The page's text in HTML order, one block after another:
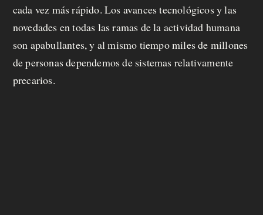
cada vez más rápido. Los avances tecnológicos y las
novedades en todas las ramas de la actividad humana
son apabullantes, y al mismo tiempo miles de millones
de personas dependemos de sistemas relativamente
precarios.